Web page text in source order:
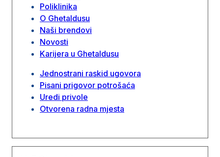
Poliklinika
O Ghetaldusu
Naši brendovi
Novosti
Karijera u Ghetaldusu
Jednostrani raskid ugovora
Pisani prigovor potrošaća
Uredi privole
Otvorena radna mjesta